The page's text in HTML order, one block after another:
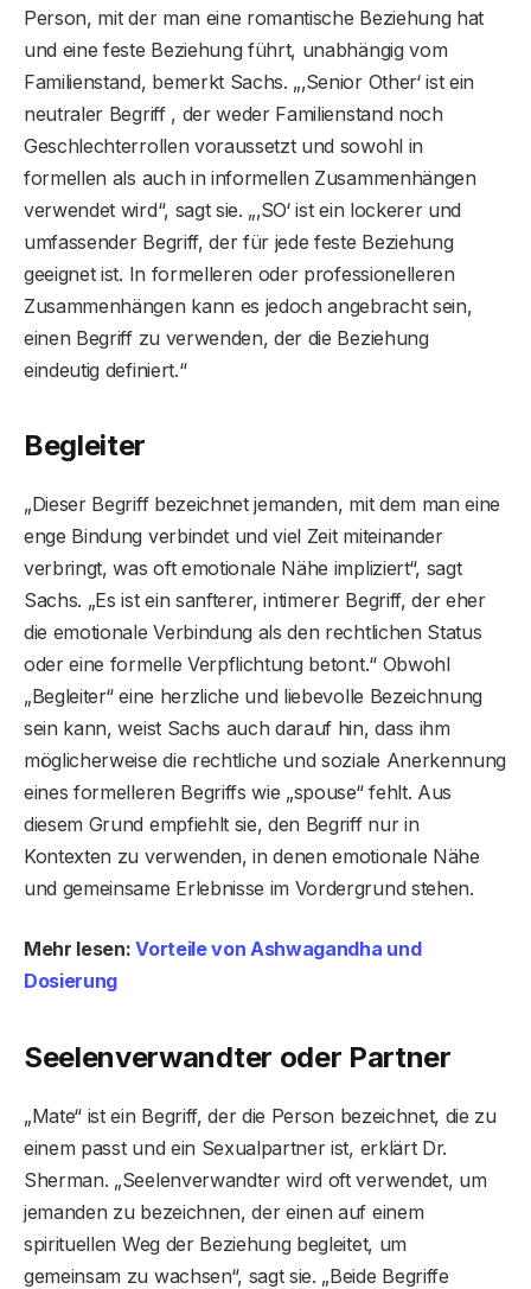
Person, mit der man eine romantische Beziehung hat
und eine feste Beziehung führt, unabhängig vom
Familienstand, bemerkt Sachs. „‚Senior Other‘ ist ein
neutraler Begriff , der weder Familienstand noch
Geschlechterrollen voraussetzt und sowohl in
formellen als auch in informellen Zusammenhängen
verwendet wird“, sagt sie. „‚SO‘ ist ein lockerer und
umfassender Begriff, der für jede feste Beziehung
geeignet ist. In formelleren oder professionelleren
Zusammenhängen kann es jedoch angebracht sein,
einen Begriff zu verwenden, der die Beziehung
eindeutig definiert.“
Begleiter
„Dieser Begriff bezeichnet jemanden, mit dem man eine
enge Bindung verbindet und viel Zeit miteinander
verbringt, was oft emotionale Nähe impliziert“, sagt
Sachs. „Es ist ein sanfterer, intimerer Begriff, der eher
die emotionale Verbindung als den rechtlichen Status
oder eine formelle Verpflichtung betont.“ Obwohl
„Begleiter“ eine herzliche und liebevolle Bezeichnung
sein kann, weist Sachs auch darauf hin, dass ihm
möglicherweise die rechtliche und soziale Anerkennung
eines formelleren Begriffs wie „spouse“ fehlt. Aus
diesem Grund empfiehlt sie, den Begriff nur in
Kontexten zu verwenden, in denen emotionale Nähe
und gemeinsame Erlebnisse im Vordergrund stehen.
Mehr lesen:Vorteile von Ashwagandha und
Dosierung
Seelenverwandter oder Partner
„Mate“ ist ein Begriff, der die Person bezeichnet, die zu
einem passt und ein Sexualpartner ist, erklärt Dr.
Sherman. „Seelenverwandter wird oft verwendet, um
jemanden zu bezeichnen, der einen auf einem
spirituellen Weg der Beziehung begleitet, um
gemeinsam zu wachsen“, sagt sie. „Beide Begriffe